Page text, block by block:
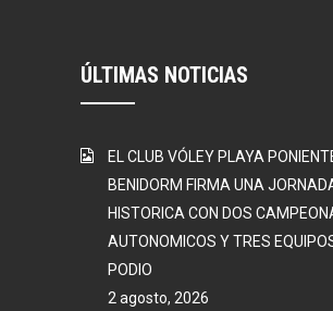
ÚLTIMAS NOTICIAS
EL CLUB VÓLEY PLAYA
BENIDORM FIRMA UNA
HISTORICA CON DOS
AUTONOMICOS Y TRES EQUIPOS
PODIO
2 agosto, 2026